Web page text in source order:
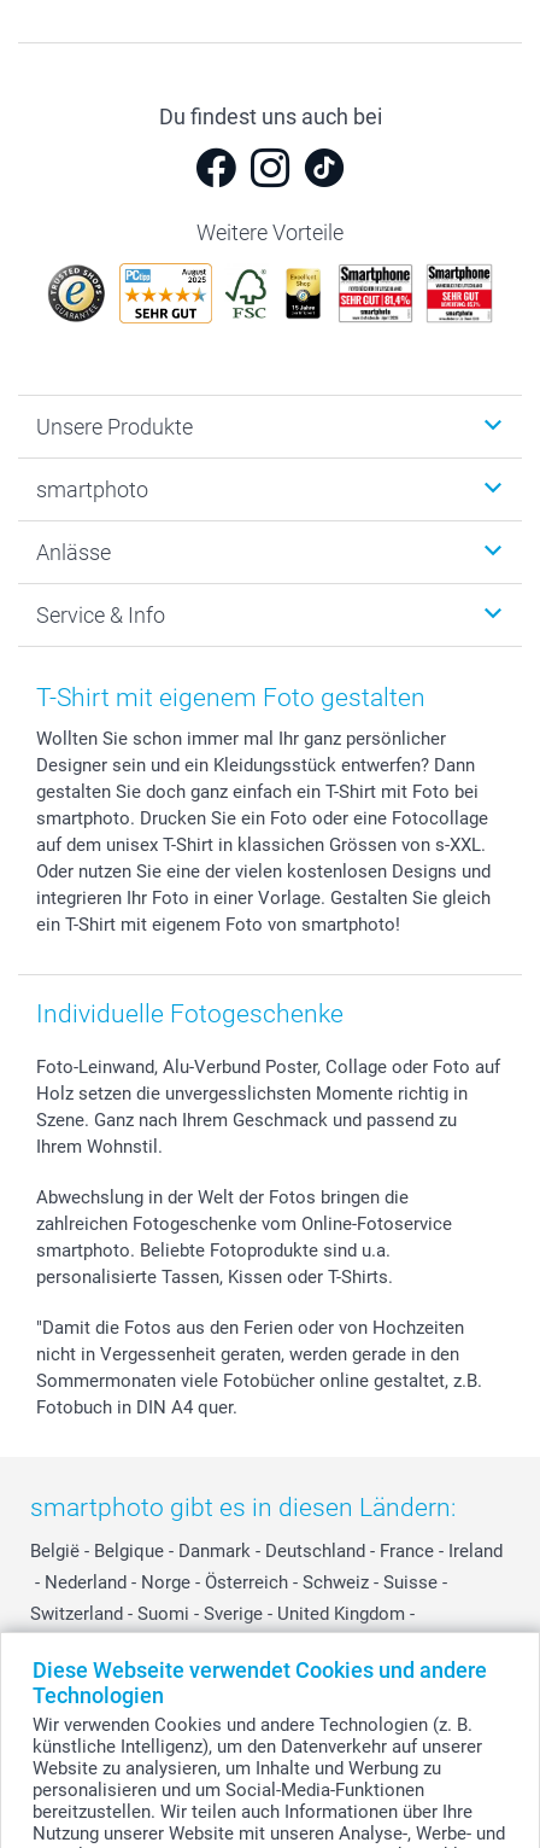
Diese Webseite verwendet Cookies und andere
Technologien
Wir verwenden Cookies und andere Technologien (z. B.
künstliche Intelligenz), um den Datenverkehr auf unserer
Website zu analysieren, um Inhalte und Werbung zu
personalisieren und um Social-Media-Funktionen
bereitzustellen. Wir teilen auch Informationen über Ihre
Nutzung unserer Website mit unseren Analyse-, Werbe- und
Du findest uns auch bei
Weitere Vorteile
Unsere Produkte
Fotogeschenke
MyNameBook
Fotoabzüge, Fotos als Buch & Poster
Zubehör & Material
Foto-Kalender & Agenden
Sticker & Etiketten
Geschenk-Gutscheine (PDF)
smartphoto
Warum smartphoto
Datenschutz
AGB
Presse
Partnerprogramme
Investor Relations
B2B smartbusiness
Widerrufsrecht
Anlässe
Neujahr
Muttertag
Kommunion & Konfirmation
Hochzeit
Geburtstag
Geburt
Zu allen Anlässen
Service & Info
Anmelden /Registrieren
Preise und Versandkosten
Lieferfristen
72h Lieferung
Zahlungsmöglichkeiten
Sitemap
Status der Bestellung
smartfriends
smartgarantie
smartbonus
T-Shirt mit eigenem Foto gestalten
Wollten Sie schon immer mal Ihr ganz persönlicher
Designer sein und ein Kleidungsstück entwerfen? Dann
gestalten Sie doch ganz einfach ein T-Shirt mit Foto bei
smartphoto. Drucken Sie ein Foto oder eine Fotocollage
auf dem unisex T-Shirt in klassichen Grössen von s-XXL.
Oder nutzen Sie eine der vielen kostenlosen Designs und
integrieren Ihr Foto in einer Vorlage. Gestalten Sie gleich
ein T-Shirt mit eigenem Foto von smartphoto!
Individuelle Fotogeschenke
Foto-Leinwand, Alu-Verbund Poster, Collage oder Foto auf
Holz setzen die unvergesslichsten Momente richtig in
Szene. Ganz nach Ihrem Geschmack und passend zu
Ihrem Wohnstil.
Abwechslung in der Welt der Fotos bringen die
zahlreichen Fotogeschenke vom Online-Fotoservice
smartphoto. Beliebte Fotoprodukte sind u.a.
personalisierte Tassen, Kissen oder T-Shirts.
"Damit die Fotos aus den Ferien oder von Hochzeiten
nicht in Vergessenheit geraten, werden gerade in den
Sommermonaten viele Fotobücher online gestaltet, z.B.
Fotobuch in DIN A4 quer.
smartphoto gibt es in diesen Ländern:
België - Belgique - Danmark - Deutschland - France - Ireland
- Nederland - Norge - Österreich - Schweiz - Suisse -
Switzerland - Suomi - Sverige - United Kingdom -
Other Countries
© smartphoto Group. Alle Rechte vorbehalten.
Alle Preise verstehen sich in EURO (€) inkl. MwSt. und zzgl. Versandkosten.